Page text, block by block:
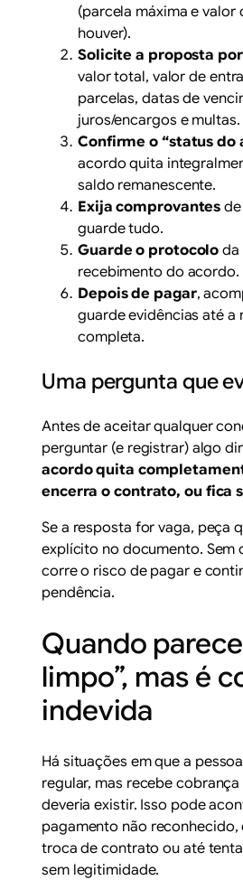
(parcela máxima e valor
houver).
Solicite a proposta
valor total, valor de
parcelas, datas de
juros/encargos e multas.
Confirme o “status do
acordo quita
saldo remanescente.
Exija comprovantes
guarde tudo.
Guarde o protocolo da
recebimento do acordo.
Depois de pagar,
guarde evidências até a
completa.
Uma pergunta que
Antes de aceitar qualquer
perguntar (e registrar) algo
acordo quita
encerra o contrato, ou fica
Se a resposta for vaga, peça
explícito no documento. Sem
corre o risco de pagar e
pendência.
Quando
limpo”, mas é
indevida
Há situações em que a
regular, mas recebe
deveria existir. Isso pode
pagamento não
troca de contrato ou até
sem legitimidade.